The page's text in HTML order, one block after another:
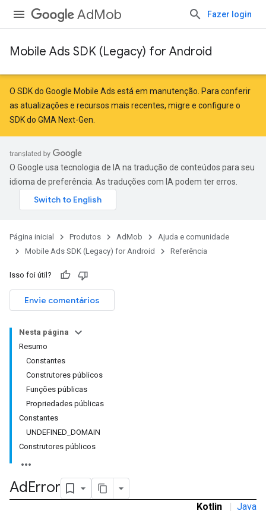
AdMob Fazer login
Mobile Ads SDK (Legacy) for Android
O SDK do Google Mobile Ads está em manutenção. Para conferir
as atualizações e recursos mais recentes, migre e configure o
SDK do GMA Next-Gen
O Google usa tecnologia de IA na tradução de conteúdos para seu
idioma de preferência. As traduções com IA podem ter erros.
Página inicial Produtos AdMob
Ajuda e comunidade
Mobile Ads SDK (Legacy) for Android
Referência
Isso foi útil?
Envie comentários
Nesta página
Resumo
Constantes
Construtores públicos
Funções públicas
Propriedades públicas
Constantes
UNDEFINED_DOMAIN
Construtores públicos
AdError
Kotlin | Java